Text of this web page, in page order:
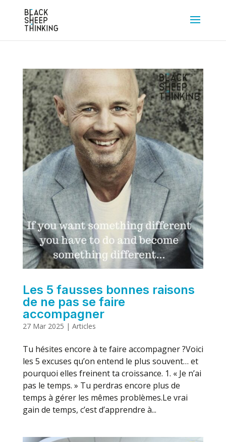
Les 5 fausses bonnes raisons
de ne pas se faire
accompagner
27 Mar 2025 | Articles
Tu hésites encore à te faire accompagner ?Voici
les 5 excuses qu’on entend le plus souvent… et
pourquoi elles freinent ta croissance. 1. « Je n’ai
pas le temps. » Tu perdras encore plus de
temps à gérer les mêmes problèmes.Le vrai
gain de temps, c’est d’apprendre à...